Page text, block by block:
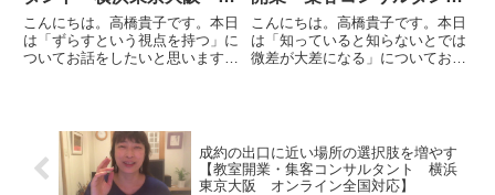
ンライン全国対応】
こんにちは。高橋貴子です。本日
は「ずらすという視点を持つ」に
ついてお話をしたいと思います。
ふうに考えると、酵母で分けると
か、製法で分けるとか、そうい
う...
ト 横浜東京大阪 オンラ
イン全国対応】
こんにちは。高橋貴子です。本日
は「知っていると知らないとでは
微差が大差になる」についてお話
一段階としては、適切な行動を
す...
成約の出口に近い場所の選択肢を増やす
【教室開業・集客コンサルタント 横浜
東京大阪 オンライン全国対応】